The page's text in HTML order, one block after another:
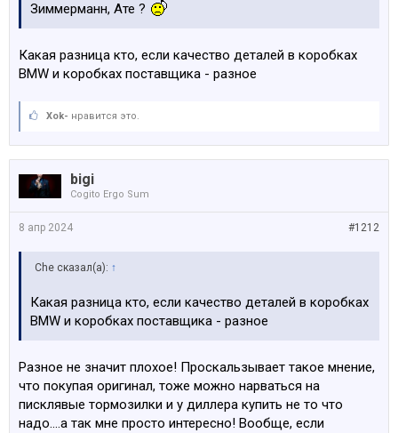
Зиммерманн, Ате ?
Какая разница кто, если качество деталей в коробках
BMW и коробках поставщика - разное
Xok- нравится это.
bigi
Cogito Ergo Sum
#1212
8 апр 2024
Che сказал(а): ↑
Какая разница кто, если качество деталей в коробках
BMW и коробках поставщика - разное
Разное не значит плохое! Проскальзывает такое мнение,
что покупая оригинал, тоже можно нарваться на
писклявые тормозилки и у диллера купить не то что
надо....а так мне просто интересно! Вообще, если